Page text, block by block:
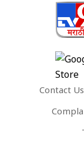
Contact Us